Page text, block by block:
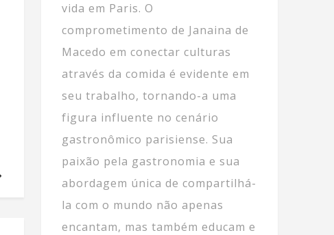
vida em Paris. O
comprometimento de Janaina de
Macedo em conectar culturas
através da comida é evidente em
seu trabalho, tornando-a uma
figura influente no cenário
gastronômico parisiense. Sua
paixão pela gastronomia e sua
abordagem única de compartilhá-
la com o mundo não apenas
encantam, mas também educam e